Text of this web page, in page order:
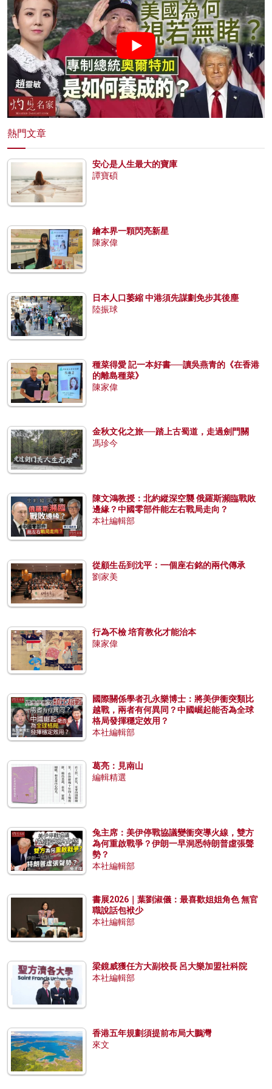
熱門文章
安心是人生最大的寶庫
譚寶碩
繪本界一顆閃亮新星
陳家偉
日本人口萎縮 中港須先謀劃免步其後塵
陸振球
種菜得愛 記一本好書──讀吳燕青的《在香港
的離島種菜》
陳家偉
金秋文化之旅──踏上古蜀道，走過劍門關
馮珍今
陳文鴻教授：北約縱深空襲 俄羅斯瀕臨戰敗
邊緣？中國零部件能左右戰局走向？
本社編輯部
從顧生岳到沈平：一個座右銘的兩代傳承
劉家美
行為不檢 培育教化才能治本
陳家偉
國際關係學者孔永樂博士：將美伊衝突類比
越戰，兩者有何異同？中國崛起能否為全球
格局發揮穩定效用？
本社編輯部
葛亮：見南山
編輯精選
兔主席：美伊停戰協議變衝突導火線，雙方
為何重啟戰爭？伊朗一早洞悉特朗普虛張聲
勢？
本社編輯部
書展2026｜葉劉淑儀：最喜歡姐姐角色 無官
職說話包袱少
本社編輯部
梁鏡威獲任方大副校長 呂大樂加盟社科院
本社編輯部
香港五年規劃須提前布局大鵬灣
來文